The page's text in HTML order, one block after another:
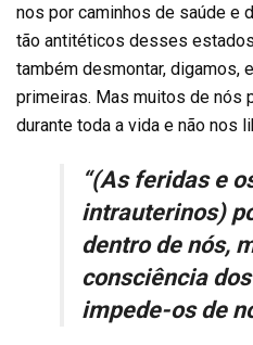
nos por caminhos de saúde e
tão antitéticos desses
também desmontar, digamos,
primeiras. Mas muitos de nós
durante toda a vida e não nos
“(As feridas e
intrauterinos)
dentro de nós,
consciência
impede-os de